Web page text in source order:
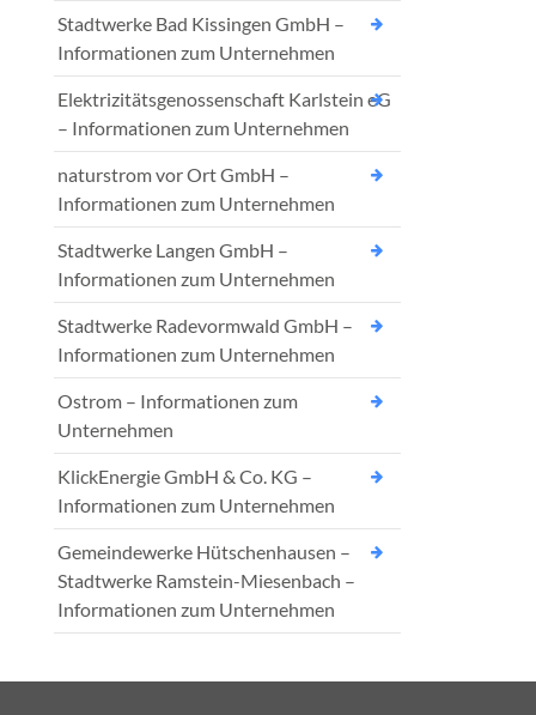
Stadtwerke Bad Kissingen GmbH –
Informationen zum Unternehmen
Elektrizitätsgenossenschaft Karlstein eG
– Informationen zum Unternehmen
naturstrom vor Ort GmbH –
Informationen zum Unternehmen
Stadtwerke Langen GmbH –
Informationen zum Unternehmen
Stadtwerke Radevormwald GmbH –
Informationen zum Unternehmen
Ostrom – Informationen zum
Unternehmen
KlickEnergie GmbH & Co. KG –
Informationen zum Unternehmen
Gemeindewerke Hütschenhausen –
Stadtwerke Ramstein-Miesenbach –
Informationen zum Unternehmen